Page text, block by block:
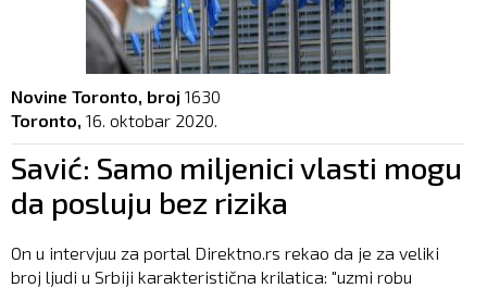
Novine Toronto, broj 1630
Toronto, 16. oktobar 2020.
Savić: Samo miljenici vlasti mogu
da posluju bez rizika
On u intervjuu za portal Direktno.rs rekao da je za veliki
broj ljudi u Srbiji karakteristična krilatica: "uzmi robu